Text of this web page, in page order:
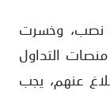
نصب، وخسرت
التداول
عنهم، يجب